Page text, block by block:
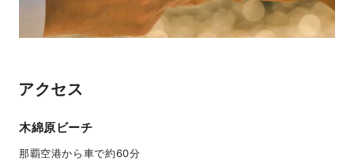
アクセス
木綿原ビーチ
那覇空港から車で約60分